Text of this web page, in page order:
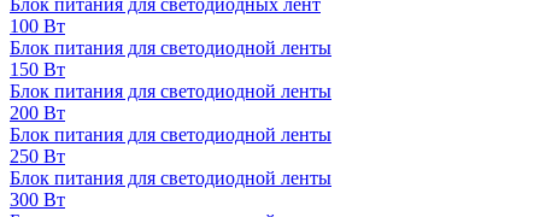
Блок питания для светодиодных лент
100 Вт
Блок питания для светодиодной ленты
150 Вт
Блок питания для светодиодной ленты
200 Вт
Блок питания для светодиодной ленты
250 Вт
Блок питания для светодиодной ленты
300 Вт